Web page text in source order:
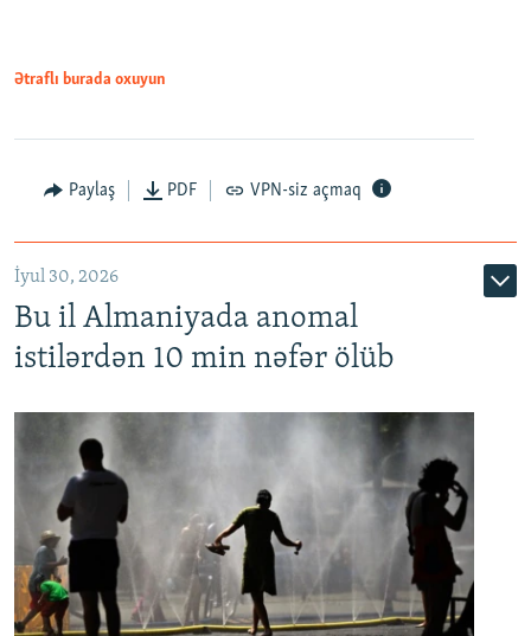
Ətraflı burada oxuyun
Paylaş PDF VPN-siz açmaq
İyul 30, 2026
Bu il Almaniyada anomal
istilərdən 10 min nəfər ölüb